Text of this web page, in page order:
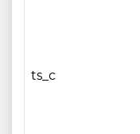
ts_c